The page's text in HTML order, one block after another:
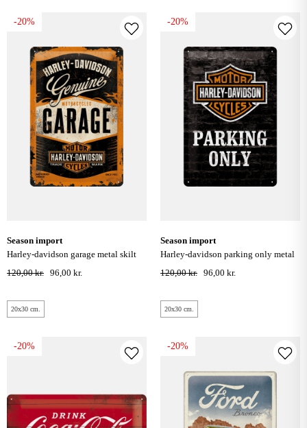
-20%
season import
harley-davidson garage metal skilt
20x30 cm.
120,00 kr. 96,00 kr.
20x30 cm.
-20%
season import
harley-davidson parking only metal
skilt 20x30 cm.
120,00 kr. 96,00 kr.
20x30 cm.
-20% -20%